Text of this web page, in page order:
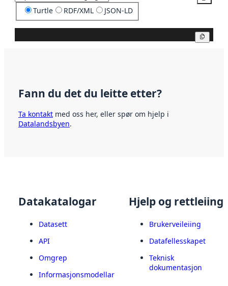
Turtle RDF/XML JSON-LD
Fann du det du leitte etter?
Ta kontakt med oss her, eller spør om hjelp i
Datalandsbyen.
Datakatalogar
Datasett
API
Omgrep
Informasjonsmodellar
Hjelp og rettleiing
Brukerveileiing
Datafellesskapet
Teknisk
dokumentasjon